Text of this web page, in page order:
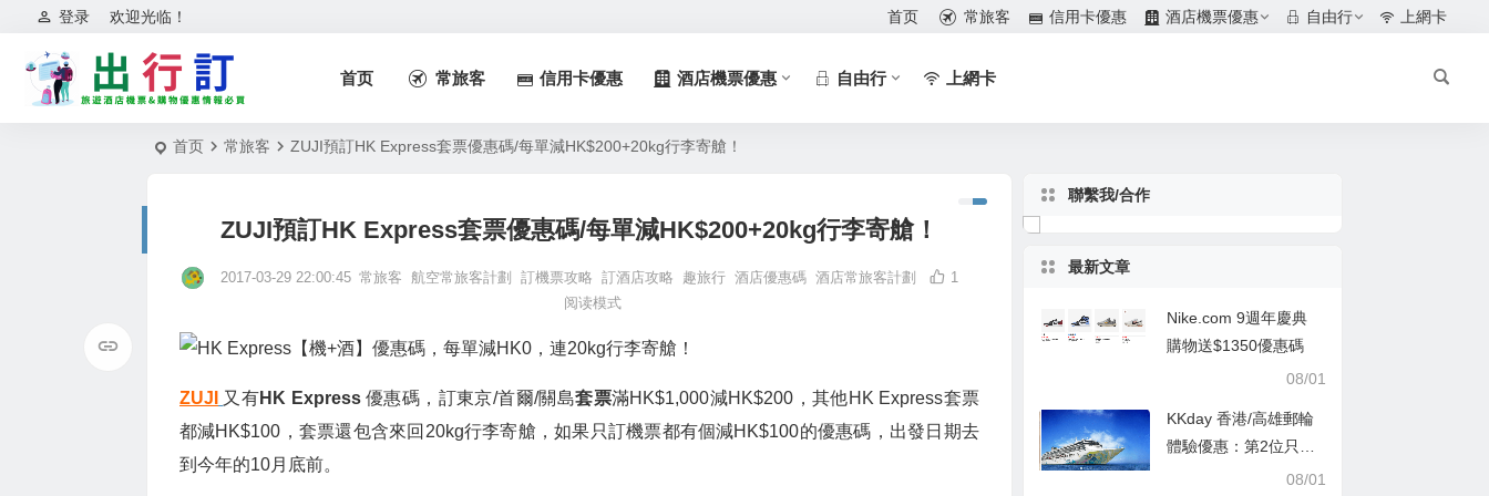
欢迎光临！
登录 首页 常旅客 信用卡優惠 酒店機票優惠 自由行 上網卡
首页 常旅客 信用卡優惠 酒店機票優惠 自由行 上網卡
首页 常旅客 ZUJI預訂HK Express套票優惠碼/每單減HK$200+20kg行李寄艙！
ZUJI預訂HK Express套票優惠碼/每單減HK$200+20kg行李寄艙！
2017-03-29 22:00:45 常旅客 航空常旅客計劃 訂機票攻略 訂酒店攻略 趣旅行 酒店優惠碼 酒店常旅客計劃
1
阅读模式
ZUJI 又有HK Express優惠碼，訂東京/首爾/關島套票滿HK$1,000減HK$200，其他HK Express套票
都減HK$100，套票還包含來回20kg行李寄艙，如果只訂機票都有個減HK$100的優惠碼，出發日期去
到今年的10月底前。
聯繫我/合作
最新文章
Nike.com 9週年慶典
購物送$1350優惠碼
08/01
KKday 香港/高雄郵輪
體驗優惠：第2位只需
08/01